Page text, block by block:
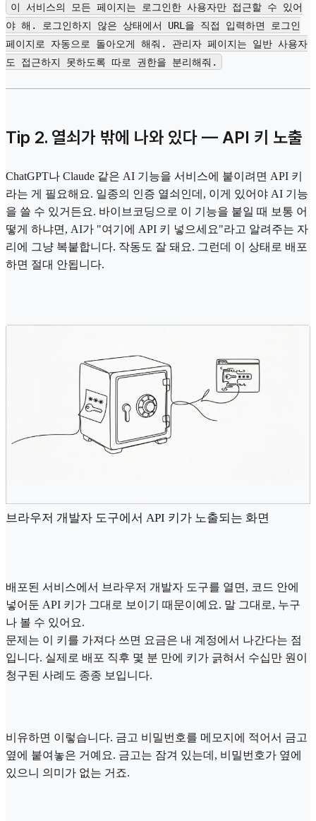
이 서비스의 모든 페이지는 로그인한 사용자만 접근할 수 있어
야 해. 로그인하지 않은 상태에서 URL을 직접 입력하면 로그인
페이지로 자동으로 돌아오게 해줘. 관리자 페이지는 일반 사용자
도 접근하지 못하도록 따로 권한을 분리해줘.
Tip 2. 열쇠가 밖에 나와 있다 — API 키 노출
ChatGPT나 Claude 같은 AI 기능을 서비스에 붙이려면 API 키
라는 게 필요해요. 일종의 인증 열쇠인데, 이게 있어야 AI 기능
을 쓸 수 있거든요. 바이브코딩으로 이 기능을 붙일 때 보통 어
떻게 하냐면, AI가 "여기에 API 키 넣으세요"라고 알려주는 자
리에 그냥 복붙합니다. 작동도 잘 돼요. 그런데 이 상태로 배포
하면 절대 안됩니다.
브라우저 개발자 도구에서 API 키가 노출되는 화면
배포된 서비스에서 브라우저 개발자 도구를 열면, 코드 안에
넣어둔 API 키가 그대로 보이기 때문이예요. 말 그대로, 누구
나 볼 수 있어요.
문제는 이 키를 가져다 쓰면 요금은 내 계정에서 나간다는 점
입니다. 실제로 배포 직후 몇 분 만에 키가 긁혀서 수십만 원이
청구된 사례도 종종 보입니다.
비유하면 이렇습니다. 금고 비밀번호를 메모지에 적어서 금고
옆에 붙여놓은 거예요. 금고는 잠겨 있는데, 비밀번호가 옆에
있으니 의미가 없는 거죠.